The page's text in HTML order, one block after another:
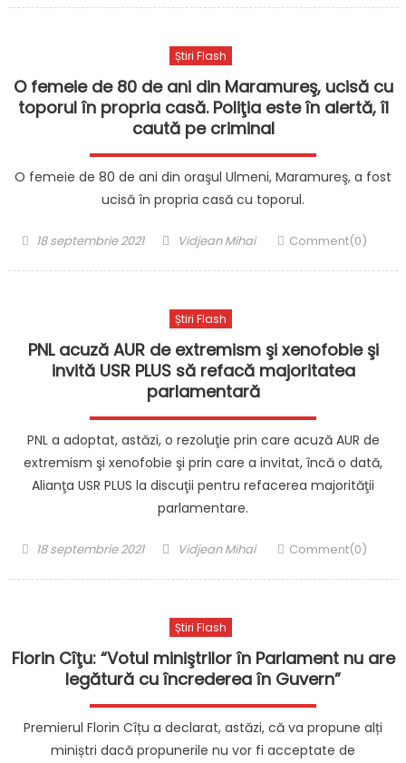
Știri Flash
O femeie de 80 de ani din Maramureş, ucisă cu
toporul în propria casă. Poliţia este în alertă, îl
caută pe criminal
O femeie de 80 de ani din oraşul Ulmeni, Maramureş, a fost
ucisă în propria casă cu toporul.
Posted
18 septembrie 2021 Author
Vidjean Mihai Comment(0)
Știri Flash
PNL acuză AUR de extremism şi xenofobie şi
invită USR PLUS să refacă majoritatea
parlamentară
PNL a adoptat, astăzi, o rezoluţie prin care acuză AUR de
extremism şi xenofobie şi prin care a invitat, încă o dată,
Alianţa USR PLUS la discuţii pentru refacerea majorităţii
parlamentare.
Posted
18 septembrie 2021 Author
Vidjean Mihai Comment(0)
Știri Flash
Florin Cîţu: “Votul miniştrilor în Parlament nu are
legătură cu încrederea în Guvern”
Premierul Florin Cîțu a declarat, astăzi, că va propune alți
miniștri dacă propunerile nu vor fi acceptate de